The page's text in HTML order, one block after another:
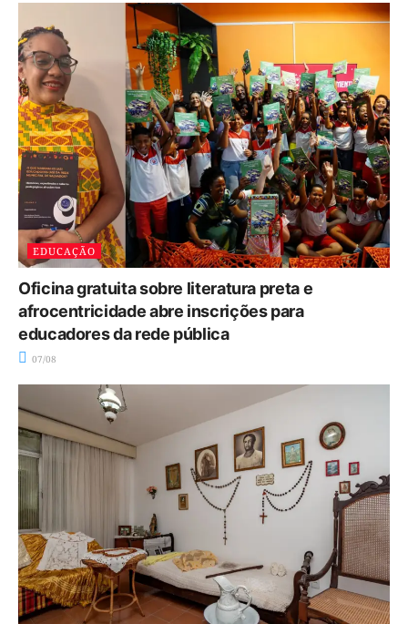
EDUCAÇÃO
Oficina gratuita sobre literatura preta e
afrocentricidade abre inscrições para
educadores da rede pública
07/08